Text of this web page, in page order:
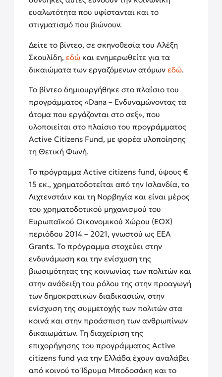
ευαλωτότητα που υφίστανται και το
στιγματισμό που βιώνουν.
Δείτε το βίντεο, σε σκηνοθεσία του Αλέξη
Σκουλίδη, εδώ και ενημερωθείτε για τα
δικαιώματα των εργαζόμενων ατόμων εδώ.
Το βίντεο δημιουργήθηκε στο πλαίσιο του
προγράμματος «Dana – Ενδυναμώνοντας τα
άτομα που εργάζονται στο σεξ», που
υλοποιείται στο πλαίσιο του προγράμματος
Active Citizens Fund, με φορέα υλοποίησης
τη Θετική Φωνή.
Το πρόγραμμα Active citizens fund, ύψους €
15 εκ., χρηματοδοτείται από την Ισλανδία, το
Λιχτενστάιν και τη Νορβηγία και είναι μέρος
του χρηματοδοτικού μηχανισμού του
Ευρωπαϊκού Οικονομικού Χώρου (ΕΟΧ)
περιόδου 2014 – 2021, γνωστού ως EEA
Grants. Το πρόγραμμα στοχεύει στην
ενδυνάμωση και την ενίσχυση της
βιωσιμότητας της κοινωνίας των πολιτών και
στην ανάδειξη του ρόλου της στην προαγωγή
των δημοκρατικών διαδικασιών, στην
ενίσχυση της συμμετοχής των πολιτών στα
κοινά και στην προάσπιση των ανθρωπίνων
δικαιωμάτων. Τη διαχείριση της
επιχορήγησης του προγράμματος Active
citizens fund για την Ελλάδα έχουν αναλάβει
από κοινού το Ίδρυμα Μποδοσάκη και το